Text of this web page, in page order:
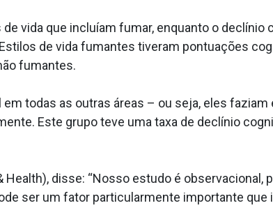
vida que incluíam fumar, enquanto o declínio
de vida fumantes tiveram pontuações
fumantes.
todas as outras áreas – ou seja, eles faziam
Este grupo teve uma taxa de declínio
Health), disse: “Nosso estudo é observacional,
ser um fator particularmente importante que